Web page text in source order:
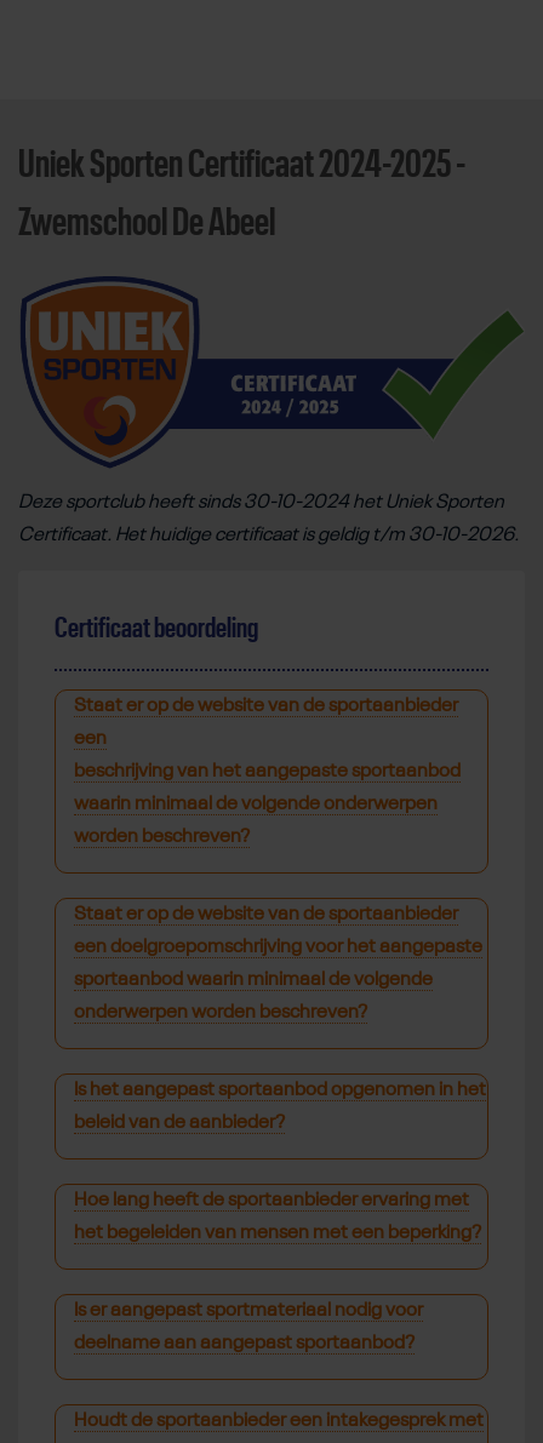
Uniek Sporten Certificaat 2024-2025 -
Zwemschool De Abeel
Certificaat beoordeling
Staat er op de website van de sportaanbieder
een
beschrijving van het aangepaste sportaanbod
waarin minimaal de volgende onderwerpen
worden beschreven?
Staat er op de website van de sportaanbieder
eendoelgroepomschrijvingvoor het aangepaste
sportaanbod waarin minimaal de volgende
onderwerpen worden beschreven?
Is het aangepast sportaanbod opgenomen in het
beleid van de aanbieder?
Hoe lang heeft de sportaanbieder ervaring met
het begeleiden van mensen met een beperking?
Is er aangepast sportmateriaal nodig voor
deelname aan aangepast sportaanbod?
Houdt de sportaanbieder een intakegesprek met
Deze sportclub heeft sinds 30-10-2024 het Uniek Sporten
Certificaat. Het huidige certificaat is geldig t/m 30-10-2026.